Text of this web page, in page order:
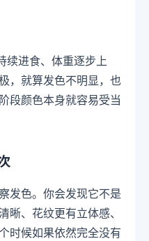
续进食、体重逐步上
，就算发色不明显，也
段颜色本身就容易受当
发色。你会发现它不是
晰、花纹更有立体感、
时候如果依然完全没有